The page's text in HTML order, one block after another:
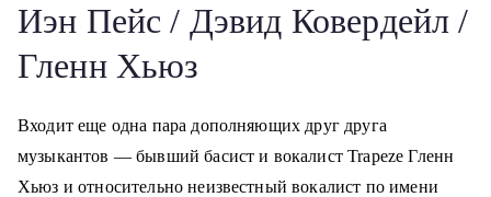
Иэн Пейс / Дэвид Ковердейл /
Гленн Хьюз
Входит еще одна пара дополняющих друг друга
музыкантов — бывший басист и вокалист Trapeze Гленн
Хьюз и относительно неизвестный вокалист по имени